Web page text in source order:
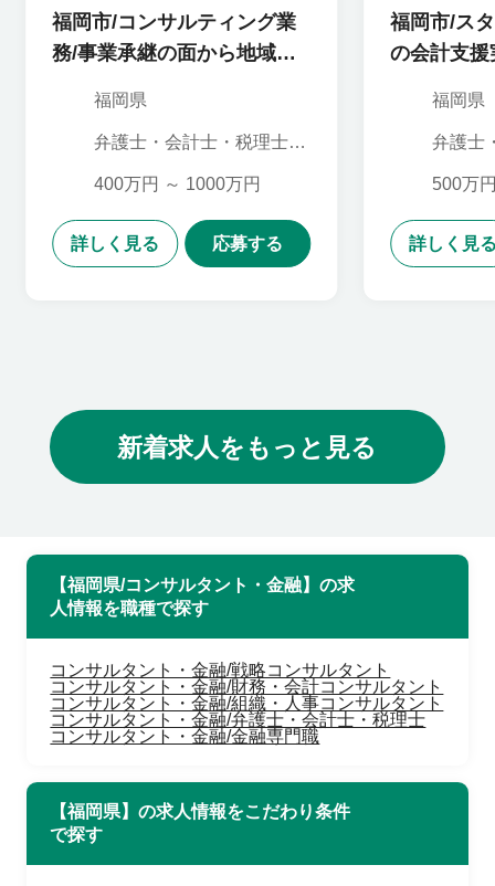
福岡市/コンサルティング業
務/事業承継の面から地域経
福岡県
弁護士・会計士・税理士,
ト,金融専門職,財務・会計
コンサルタント,戦略コン
400万円 ～ 1000万円
詳しく見る 応募する
ounting
福岡市/ス
の会計支
福岡県
弁護士
500万
詳しく見
新着求人をもっと見る
【福岡県/コンサルタント・金融】の求
人情報を職種で探す
コンサルタント・金融/戦略コンサルタント
コンサルタント・金融/財務・会計コンサルタント
コンサルタント・金融/組織・人事コンサルタント
コンサルタント・金融/弁護士・会計士・税理士
コンサルタント・金融/金融専門職
【福岡県】の求人情報をこだわり条件
で探す